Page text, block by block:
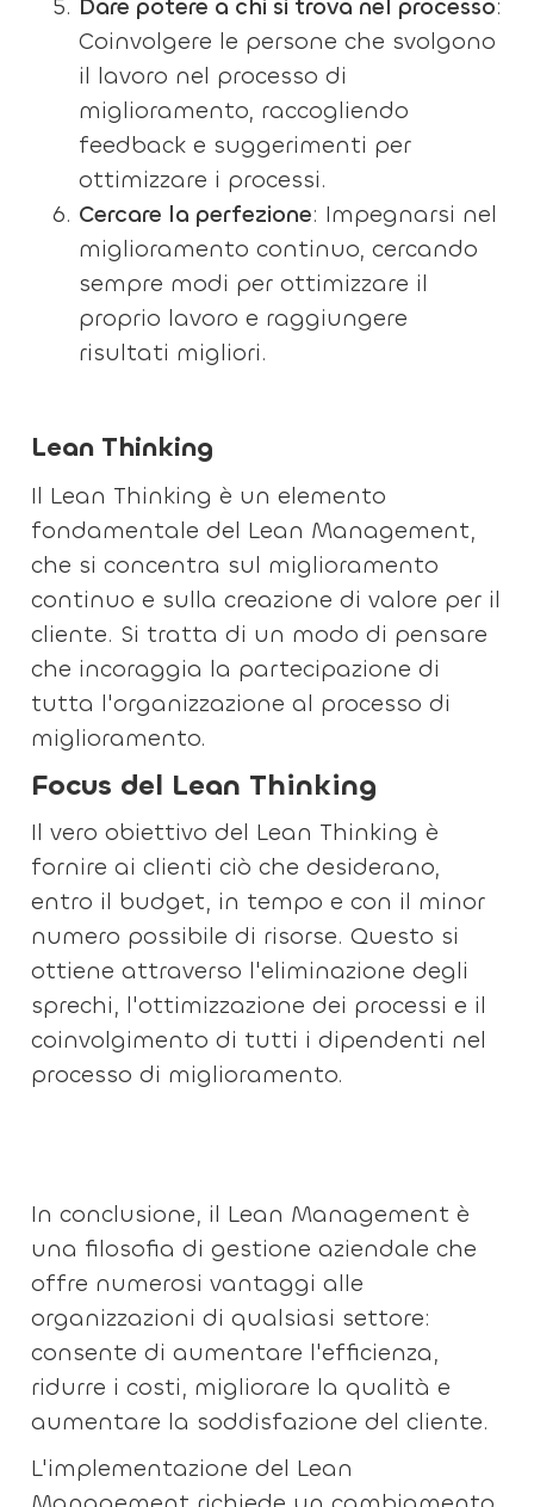
Dare potere a chi si trova nel processo:
Coinvolgere le persone che svolgono
il lavoro nel processo di
miglioramento, raccogliendo
feedback e suggerimenti per
ottimizzare i processi.
Cercare la perfezione: Impegnarsi nel
miglioramento continuo, cercando
sempre modi per ottimizzare il
proprio lavoro e raggiungere
risultati migliori.
Lean Thinking
Il Lean Thinking è un elemento
fondamentale del Lean Management,
che si concentra sul miglioramento
continuo e sulla creazione di valore per il
cliente. Si tratta di un modo di pensare
che incoraggia la partecipazione di
tutta l'organizzazione al processo di
miglioramento.
Focus del Lean Thinking
Il vero obiettivo del Lean Thinking è
fornire ai clienti ciò che desiderano,
entro il budget, in tempo e con il minor
numero possibile di risorse. Questo si
ottiene attraverso l'eliminazione degli
sprechi, l'ottimizzazione dei processi e il
coinvolgimento di tutti i dipendenti nel
processo di miglioramento.
In conclusione, il Lean Management è
una filosofia di gestione aziendale che
offre numerosi vantaggi alle
organizzazioni di qualsiasi settore:
consente di aumentare l'efficienza,
ridurre i costi, migliorare la qualità e
aumentare la soddisfazione del cliente.
L'implementazione del Lean